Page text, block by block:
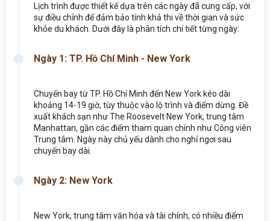
Lịch trình được thiết kế dựa trên các ngày đã cung cấp, với
sự điều chỉnh để đảm bảo tính khả thi về thời gian và sức
khỏe du khách. Dưới đây là phân tích chi tiết từng ngày:
Ngày 1: TP. Hồ Chí Minh - New York
Chuyến bay từ TP. Hồ Chí Minh đến New York kéo dài
khoảng 14-19 giờ, tùy thuộc vào lộ trình và điểm dừng. Đề
xuất khách sạn như The Roosevelt New York, trung tâm
Manhattan, gần các điểm tham quan chính như Công viên
Trung tâm. Ngày này chủ yếu dành cho nghỉ ngơi sau
chuyến bay dài.
Ngày 2: New York
New York, trung tâm văn hóa và tài chính, có nhiều điểm